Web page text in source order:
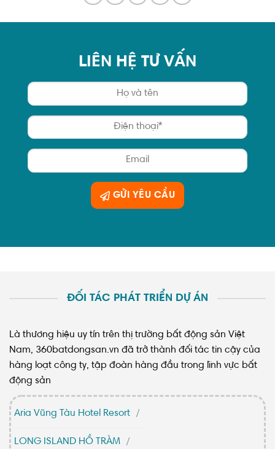
LIÊN HỆ TƯ VẤN
GỬI YÊU CẦU
ĐỐI TÁC PHÁT TRIỂN DỰ ÁN
Là thương hiệu uy tín trên thị trường bất động sản Việt
Nam, 360batdongsan.vn đã trở thành đối tác tin cậy của
hàng loạt công ty, tập đoàn hàng đầu trong lĩnh vực bất
động sản
Aria Vũng Tàu Hotel Resort
LONG ISLAND HỒ TRÀM